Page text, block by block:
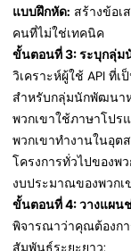
แบบฝึกหัด: สร้างข้อเ
คนที่ไม่ใช่เทคนิค
ขั้นตอนที่ 3: ระบุกลุ่
วิเคราะห์ผู้ใช้ API ที่
สำหรับกลุ่มนักพัฒนา
พวกเขาใช้ภาษาโปร
พวกเขาทำงานในอุต
โครงการทั่วไปของพ
งบประมาณของพวกเ
ขั้นตอนที่ 4: วางแผน
พิจารณาว่าคุณต้องกา
สัมพันธ์ระยะยาว: